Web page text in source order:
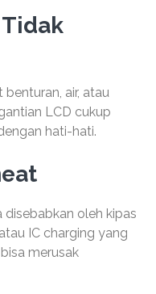
air, atau
LCD cukup
hati-hati.
oleh kipas
IC charging yang
merusak